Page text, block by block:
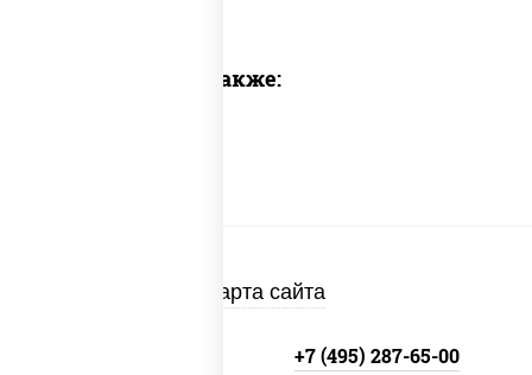
Предлагаем также:
Карта сайта
+7 (495) 287-65-00